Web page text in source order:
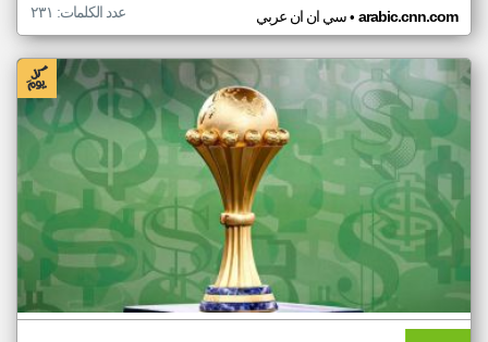
سي ان ان عربي• arabic.cnn.com عدد الكلمات: ٢٣١